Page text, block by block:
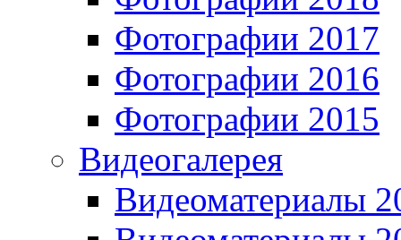
Фотографии 2017
Фотографии 2016
Фотографии 2015
Видеогалерея
Видеоматериалы